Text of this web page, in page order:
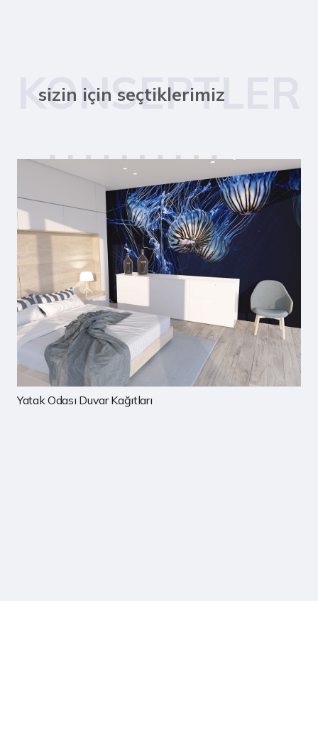
KONSEPTLER
sizin için seçtiklerimiz
Çocuk Odası Duvar Kağıtları